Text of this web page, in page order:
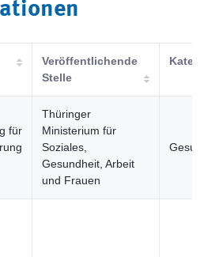
Veröffentlichende
Stelle
für
Thüringer
Ministerium für
Soziales,
Gesundheit, Arbeit
und Frauen